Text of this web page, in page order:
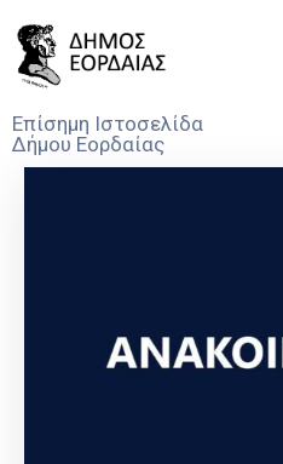
Επίσημη Ιστοσελίδα
Δήμου Εορδαίας
Ο